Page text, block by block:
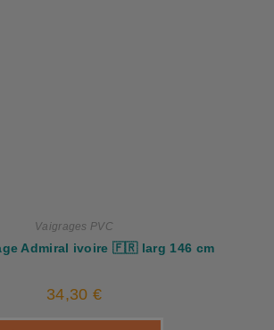
Vaigrages PVC
Admiral ivoire 🇫🇷 larg 146 cm
34,30 €